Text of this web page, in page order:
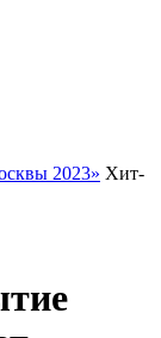
2023» Хит-